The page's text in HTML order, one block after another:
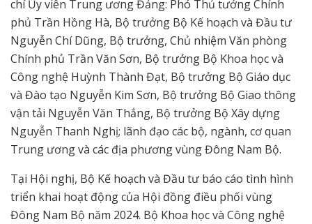
chí Ủy viên Trung ương Đảng: Phó Thủ tướng Chính
phủ Trần Hồng Hà, Bộ trưởng Bộ Kế hoạch và Đầu tư
Nguyễn Chí Dũng, Bộ trưởng, Chủ nhiệm Văn phòng
Chính phủ Trần Văn Sơn, Bộ trưởng Bộ Khoa học và
Công nghệ Huỳnh Thành Đạt, Bộ trưởng Bộ Giáo dục
và Đào tạo Nguyễn Kim Sơn, Bộ trưởng Bộ Giao thông
vận tải Nguyễn Văn Thắng, Bộ trưởng Bộ Xây dựng
Nguyễn Thanh Nghị; lãnh đạo các bộ, ngành, cơ quan
Trung ương và các địa phương vùng Đông Nam Bộ.
Tại Hội nghị, Bộ Kế hoạch và Đầu tư báo cáo tình hình
triển khai hoạt động của Hội đồng điều phối vùng
Đông Nam Bộ năm 2024. Bộ Khoa học và Công nghệ